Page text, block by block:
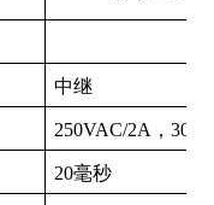
中继
250VAC/2A，
20毫秒